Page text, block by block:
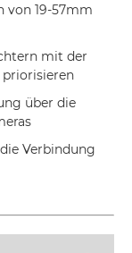
von 19-57mm
mit der
über die
Verbindung